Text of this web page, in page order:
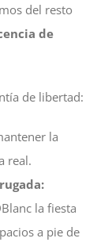
del resto
de
de libertad:
la
real.
la fiesta
a pie de